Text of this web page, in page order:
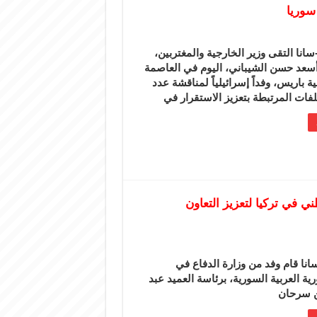
التقى وزير الخارجية والمغتربين،
أسعد حسن الشيباني، اليوم في العاصمة
باريس، وفداً إسرائيلياً لمناقشة عدد
المرتبطة بتعزيز الاستقرار في
في تركيا لتعزيز التعاون
قام وفد من وزارة الدفاع في
العربية السورية، برئاسة العميد عبد
سرحان